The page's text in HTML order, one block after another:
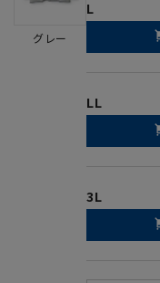
グレー
L
LL
3L